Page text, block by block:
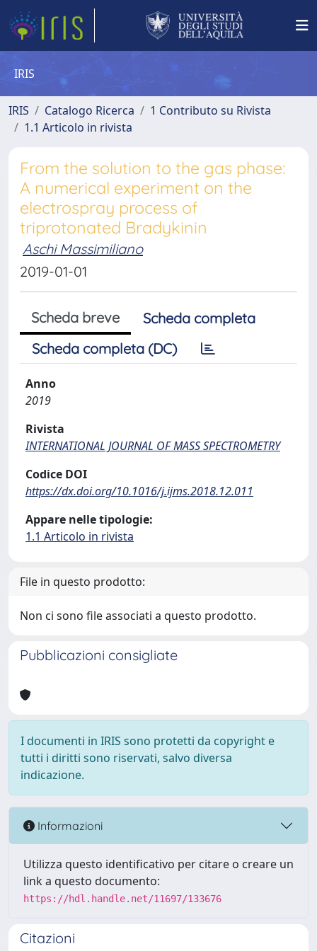
IRIS
IRIS Catalogo Ricerca
1 Contributo su Rivista
1.1 Articolo in rivista
From the solution to the gas phase:
A numerical experiment on the
electrospray process of
triprotonated Bradykinin
Aschi Massimiliano
2019-01-01
Scheda breve
Scheda completa
Scheda completa (DC)
Anno
2019
Rivista
INTERNATIONAL JOURNAL OF MASS SPECTROMETRY
Codice DOI
https://dx.doi.org/10.1016/j.ijms.2018.12.011
Appare nelle tipologie:
1.1 Articolo in rivista
File in questo prodotto:
Non ci sono file associati a questo prodotto.
Pubblicazioni consigliate
I documenti in IRIS sono protetti da copyright e
tutti i diritti sono riservati, salvo diversa
indicazione.
Informazioni
Utilizza questo identificativo per citare o creare un
link a questo documento:
https://hdl.handle.net/11697/133676
Citazioni